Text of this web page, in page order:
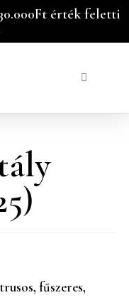
érték feletti
fűszeres,